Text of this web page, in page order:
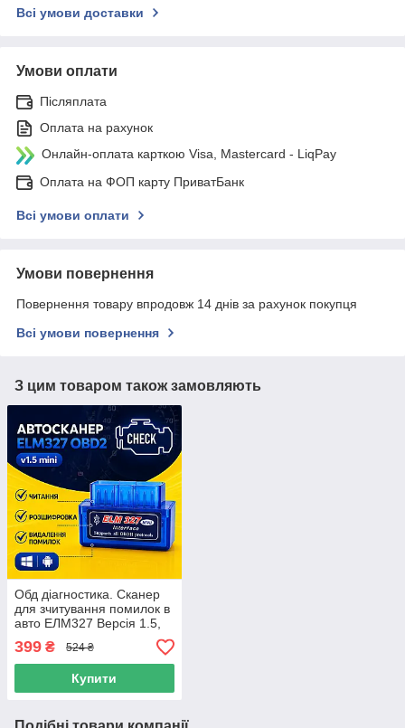
Всі умови доставки
Умови оплати
Післяплата
Оплата на рахунок
Онлайн-оплата карткою Visa, Mastercard - LiqPay
Оплата на ФОП карту ПриватБанк
Всі умови оплати
Умови повернення
Повернення товару впродовж 14 днів за рахунок покупця
Всі умови повернення
З цим товаром також замовляють
Обд діагностика. Сканер
для зчитування помилок в
авто ЕЛМ327 Версія 1.5,
дві плати + оригінальний
чіп pic18f25k
399 ₴ 524 ₴
Купити